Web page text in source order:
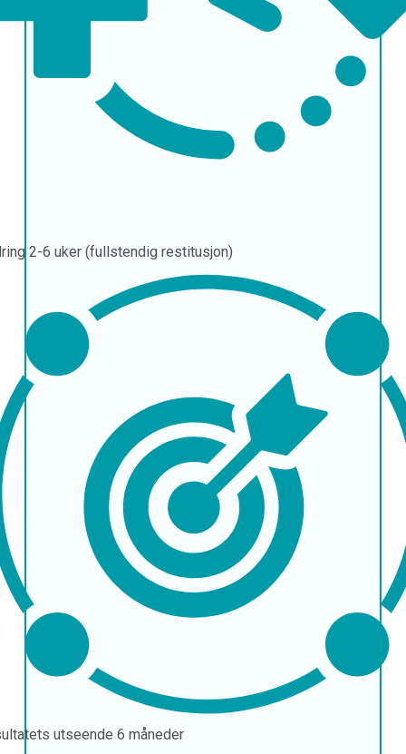
2-6 uker (fullstendig restitusjon)
utseende 6 måneder